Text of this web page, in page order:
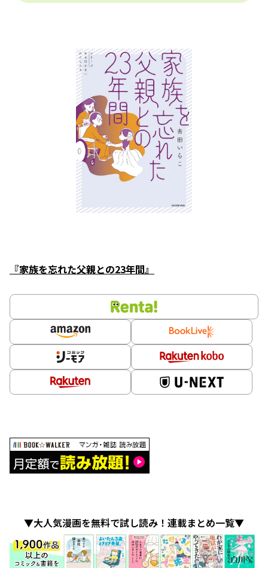
『家族を忘れた父親との23年間』
▼大人気漫画を無料で試し読み！連載まとめ一覧▼